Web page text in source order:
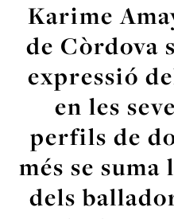
Karime
de Còrdova
expressió
en les
perfils de
més se
dels